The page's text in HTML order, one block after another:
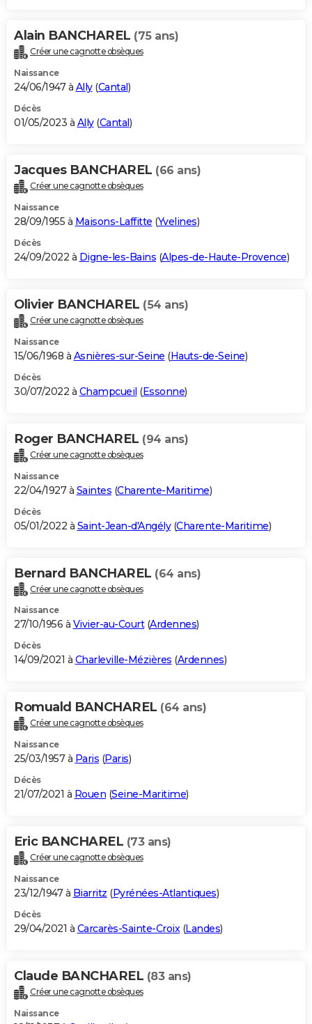
Alain BANCHAREL (75 ans)
Créer une cagnotte obsèques
Naissance
24/06/1947 à Ally(Cantal)
Décès
01/05/2023 à Ally(Cantal)
Jacques BANCHAREL (66 ans)
Créer une cagnotte obsèques
Naissance
28/09/1955 à Maisons-Laffitte (Yvelines)
Décès
24/09/2022 à Digne-les-Bains (Alpes-de-Haute-Provence)
Olivier BANCHAREL (54 ans)
Créer une cagnotte obsèques
Naissance
15/06/1968 à Asnières-sur-Seine (Hauts-de-Seine)
Décès
30/07/2022 à Champcueil (Essonne)
Roger BANCHAREL (94 ans)
Créer une cagnotte obsèques
Naissance
22/04/1927 à Saintes (Charente-Maritime)
Décès
05/01/2022 à Saint-Jean-d'Angély(Charente-Maritime)
Bernard BANCHAREL (64 ans)
Créer une cagnotte obsèques
Naissance
27/10/1956 à Vivier-au-Court(Ardennes)
Décès
14/09/2021 à Charleville-Mézières (Ardennes)
Romuald BANCHAREL (64 ans)
Créer une cagnotte obsèques
Naissance
25/03/1957 à Paris (Paris)
Décès
21/07/2021 à Rouen (Seine-Maritime)
Eric BANCHAREL (73 ans)
Créer une cagnotte obsèques
Naissance
23/12/1947 à Biarritz (Pyrénées-Atlantiques)
Décès
29/04/2021 à Carcarès-Sainte-Croix(Landes)
Claude BANCHAREL (83 ans)
Créer une cagnotte obsèques
Naissance